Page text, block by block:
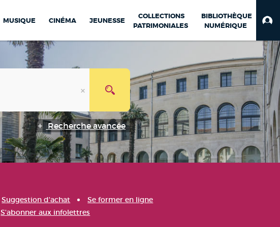
MUSIQUE CINÉMA JEUNESSE
COLLECTIONS
PATRIMONIALES
BIBLIOTHÈQUE
NUMÉRIQUE
Recherche avancée
Suggestion d'achat
Se former en ligne
S'abonner aux infolettres